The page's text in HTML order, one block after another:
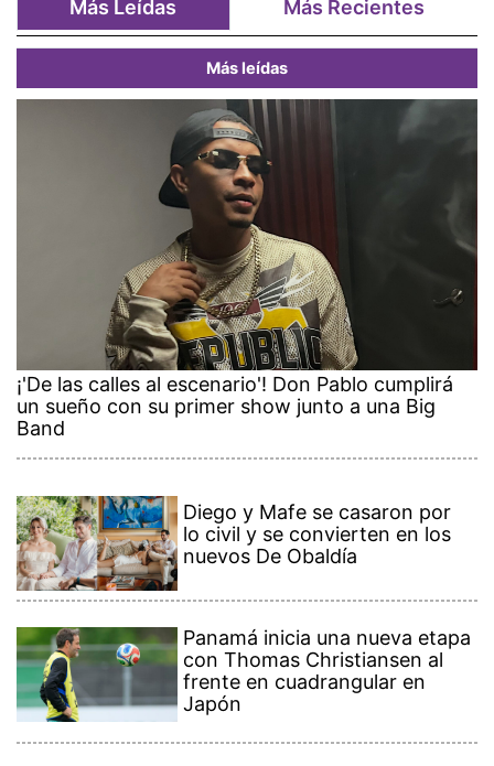
Más Leídas Más Recientes
Más leídas
¡'De las calles al escenario'! Don Pablo cumplirá
un sueño con su primer show junto a una Big
Band
Diego y Mafe se casaron por
lo civil y se convierten en los
nuevos De Obaldía
Panamá inicia una nueva etapa
con Thomas Christiansen al
frente en cuadrangular en
Japón